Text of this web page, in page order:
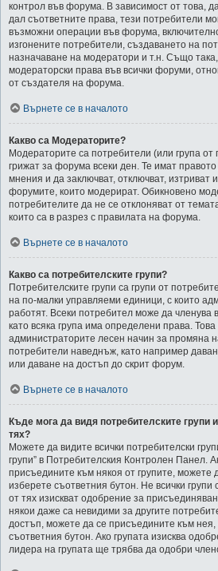
контрол във форума. В зависимост от това,
дал съответните права, тези потребители
възможни операции във форума,
изгонените потребители, създаването на
назначаване на модератори и т.н. Също
модераторски права във всички форуми,
от създателя на форума.
Върнете се в началото
Какво са Модераторите?
Модераторите са потребители (или група от
грижат за форума всеки ден. Те имат
мнения и да заключват, отключват, изтриват
форумите, които модерират. Обикновено
потребителите да не се отклоняват от
които са в разрез с правилата на форума.
Върнете се в началото
Какво са потребителските групи?
Потребителските групи са групи от
на по-малки управляеми единици, с които
работят. Всеки потребител може да членува
като всяка група има определени права.
администраторите лесен начин за промяна
потребители наведнъж, като например
или даване на достъп до скрит форум.
Върнете се в началото
Къде мога да видя потребителските групи
тях?
Можете да видите всички потребителски
групи” в Потребителския Контролен Панел.
присъедините към някоя от групите, можете
изберете съответния бутон. Не всички групи
от тях изискват одобрение за
някои даже са невидими за другите
достъп, можете да се присъедините към нея,
съответния бутон. Ако групата изисква
лидера на групата ще трябва да одобри